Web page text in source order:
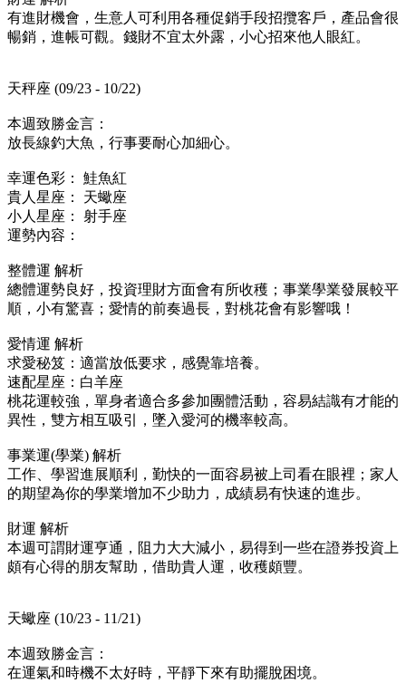
有進財機會，生意人可利用各種促銷手段招攬客戶，產品會很
暢銷，進帳可觀。錢財不宜太外露，小心招來他人眼紅。
天秤座 (09/23 - 10/22)
本週致勝金言：
放長線釣大魚，行事要耐心加細心。
幸運色彩： 鮭魚紅
貴人星座： 天蠍座
小人星座： 射手座
運勢內容：
整體運 解析
總體運勢良好，投資理財方面會有所收穫；事業學業發展較平
順，小有驚喜；愛情的前奏過長，對桃花會有影響哦！
愛情運 解析
求愛秘笈：適當放低要求，感覺靠培養。
速配星座：白羊座
桃花運較強，單身者適合多參加團體活動，容易結識有才能的
異性，雙方相互吸引，墜入愛河的機率較高。
事業運(學業) 解析
工作、學習進展順利，勤快的一面容易被上司看在眼裡；家人
的期望為你的學業增加不少助力，成績易有快速的進步。
財運 解析
本週可謂財運亨通，阻力大大減小，易得到一些在證券投資上
頗有心得的朋友幫助，借助貴人運，收穫頗豐。
天蠍座 (10/23 - 11/21)
本週致勝金言：
在運氣和時機不太好時，平靜下來有助擺脫困境。